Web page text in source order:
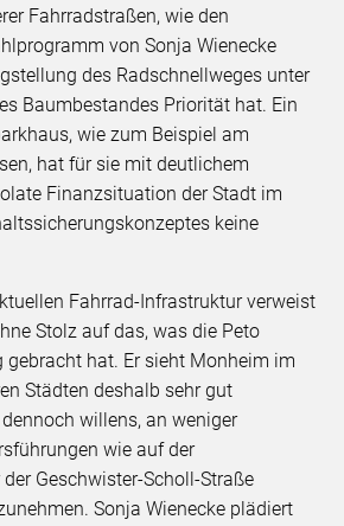
Fahrradstraßen, wie den
von Sonja Wienecke
des Radschnellweges unter
Baumbestandes Priorität hat. Ein
wie zum Beispiel am
hat für sie mit deutlichem
Finanzsituation der Stadt im
keine
Fahrrad-Infrastruktur verweist
Stolz auf das, was die Peto
gebracht hat. Er sieht Monheim im
Städten deshalb sehr gut
willens, an weniger
wie auf der
Geschwister-Scholl-Straße
Sonja Wienecke plädiert